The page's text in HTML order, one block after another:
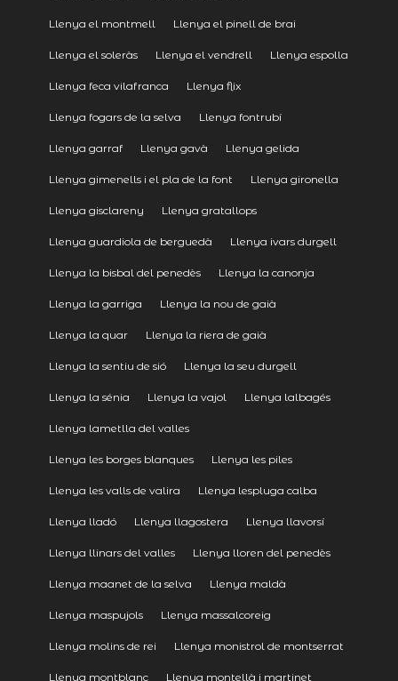
Llenya el montmell Llenya el pinell de brai
Llenya el soleràs Llenya el vendrell Llenya espolla
Llenya feca vilafranca Llenya flix
Llenya fogars de la selva Llenya fontrubí
Llenya garraf Llenya gavà Llenya gelida
Llenya gimenells i el pla de la font Llenya gironella
Llenya gisclareny Llenya gratallops
Llenya guardiola de berguedà Llenya ivars durgell
Llenya la bisbal del penedès Llenya la canonja
Llenya la garriga Llenya la nou de gaià
Llenya la quar Llenya la riera de gaià
Llenya la sentiu de sió Llenya la seu durgell
Llenya la sénia Llenya la vajol Llenya lalbagés
Llenya lametlla del valles
Llenya les borges blanques Llenya les piles
Llenya les valls de valira Llenya lespluga calba
Llenya lladó Llenya llagostera Llenya llavorsí
Llenya llinars del valles Llenya lloren del penedès
Llenya maanet de la selva Llenya maldà
Llenya maspujols Llenya massalcoreig
Llenya molins de rei Llenya monistrol de montserrat
Llenya montblanc Llenya montellà i martinet